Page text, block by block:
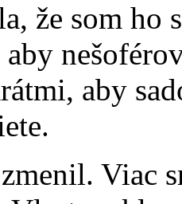
že som ho
aby
Viac